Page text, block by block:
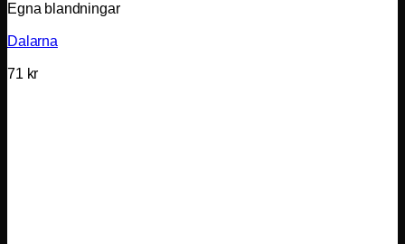
Egna blandningar
Dalarna
71 kr